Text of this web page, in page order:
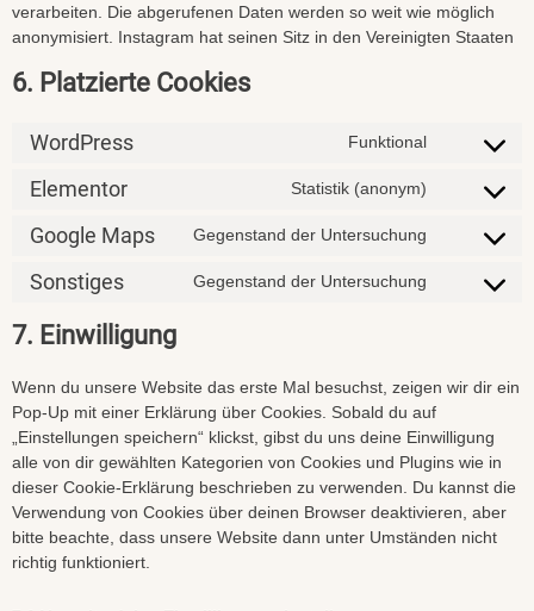
verarbeiten. Die abgerufenen Daten werden so weit wie möglich
anonymisiert. Instagram hat seinen Sitz in den Vereinigten Staaten
6. Platzierte Cookies
WordPress Funktional
Elementor Statistik (anonym)
Google Maps Gegenstand der Untersuchung
Sonstiges Gegenstand der Untersuchung
7. Einwilligung
Wenn du unsere Website das erste Mal besuchst, zeigen wir dir ein
Pop-Up mit einer Erklärung über Cookies. Sobald du auf
„Einstellungen speichern“ klickst, gibst du uns deine Einwilligung
alle von dir gewählten Kategorien von Cookies und Plugins wie in
dieser Cookie-Erklärung beschrieben zu verwenden. Du kannst die
Verwendung von Cookies über deinen Browser deaktivieren, aber
bitte beachte, dass unsere Website dann unter Umständen nicht
richtig funktioniert.